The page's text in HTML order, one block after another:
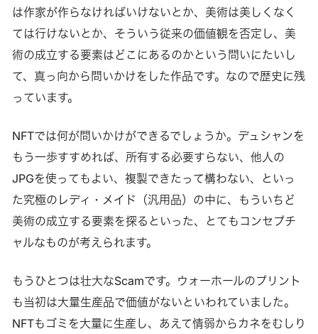
は作家が作らなければいけないとか、美術は美しくなく
ては行けないとか、そういう従来の価値観を否定し、美
術の成立する要素はどこにあるのかという問いにたいし
て、真っ向から問いかけをした作品です。なので歴史に残
っています。
NFTでは何が問いかけができるでしょうか。デュシャンを
もう一歩すすめれば、所有する必要すらない、他人の
JPGを使ってもよい、複製できたって構わない、といっ
た究極のレディ・メイド（汎用品）の中に、もういちど
美術の成立する要素を探るといった、とてもコンセプチ
ャルなものが考えられます。
もうひとつは壮大なScamです。ウォーホールのプリント
も当初は大量生産品で価値がないといわれていました。
NFTもゴミを大量に生産し、あえて情弱からカネをむしり